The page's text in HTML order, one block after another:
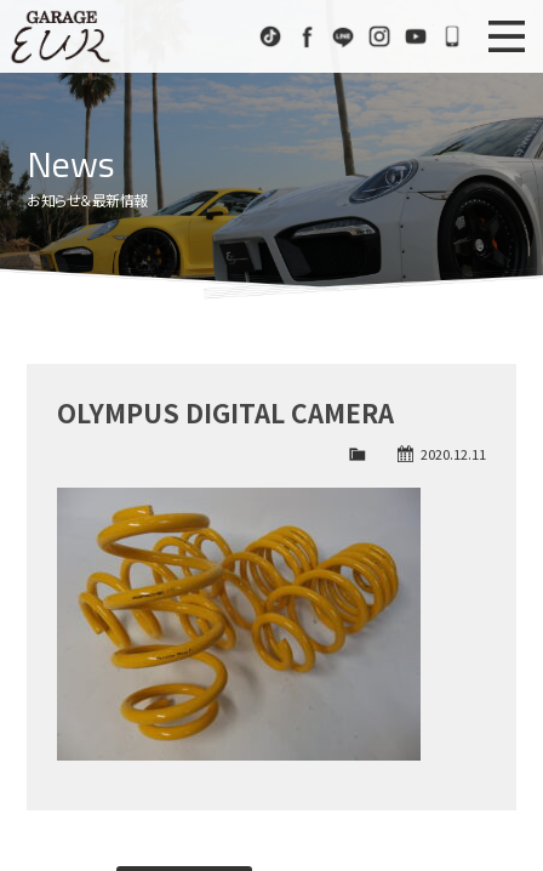
TikTokFacebook
LINE InstagramYoutube072-
ニュース
Stock List
在庫車情報
EUR Sports
EURスポーツ
アクセス
News
お知らせ＆最新情報
OLYMPUS DIGITAL CAMERA
2020.12.11